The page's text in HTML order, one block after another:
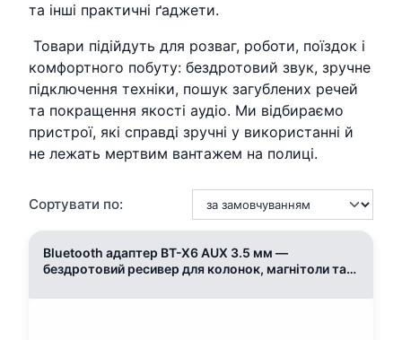
та інші практичні ґаджети.
Товари підійдуть для розваг, роботи, поїздок і
комфортного побуту: бездротовий звук, зручне
підключення техніки, пошук загублених речей
та покращення якості аудіо. Ми відбираємо
пристрої, які справді зручні у використанні й
не лежать мертвим вантажем на полиці.
Сортувати по:
Bluetooth адаптер BT-X6 AUX 3.5 мм —
бездротовий ресивер для колонок, магнітоли та